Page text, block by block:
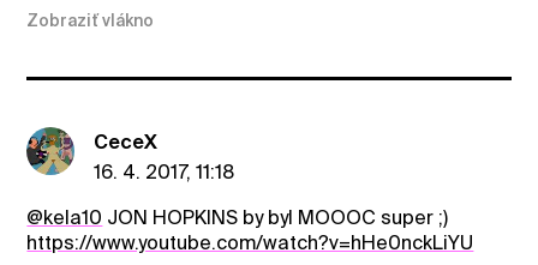
Zobraziť vlákno
CeceX
16. 4. 2017, 11:18
@kela10 JON HOPKINS by byl MOOOC super ;)
https://www.youtube.com/watch?v=hHe0nckLiYU